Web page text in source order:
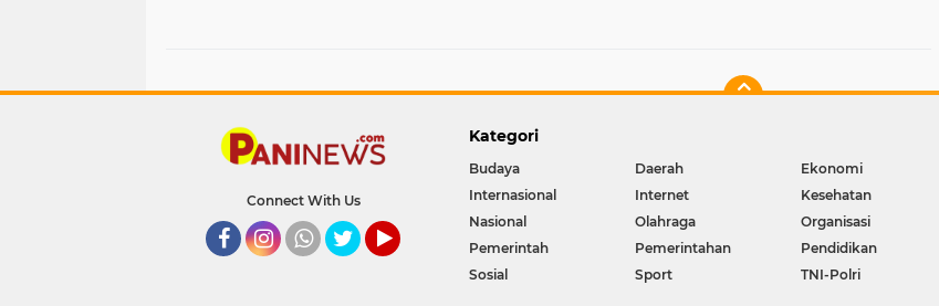
Connect With Us
Kategori
Budaya Daerah Ekonomi
Internasional
Internet Kesehatan
Nasional
Olahraga Organisasi
Pemerintah
Pemerintahan Pendidikan
Sosial
Sport TNI-Polri